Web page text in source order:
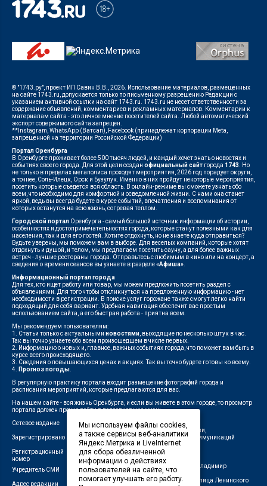
© "1743.ру", проект ИП Савин В.В., 2026. Использование материалов, размещенных
на сайте 1743.ru, допускается только по письменному разрешению Редакции с
указанием активной ссылки на сайт 1743.ru. 1743.ru не несет ответственности за
содержание объявлений, комментариев и рекламных материалов. Комментарии к
материалам сайта - это личное мнение посетителей сайта. Любой автоматический
экспорт содержимого сайта запрещен.
**Instagram, WhatsApp (Ватсап), Facebook (принадлежат корпорации Meta,
запрещенной на территории Российской Федерации)
Портал Оренбурга
В Оренбурге проживает более 500 тысяч людей, и каждый хочет знать о новостях и
событиях своего города. Для этой цели создан официальный сайт города 1743. Но
не только в пределах мегаполиса проходят мероприятия, 2026 год порадует округи,
а точнее, Соль-Илецк, Орск и Бузулук. Именно в них пройдут некоторые мероприятия,
посетить которые съедется вся область. В онлайн-режиме вы сможете узнать обо
всем, что необходимо для комфортной и осведомленной жизни. С нами она станет
яркой, ведь вы всегда будете в курсе событий, впечатления и воспоминания от
которых останутся на всю жизнь, согревая теплом.
Городской портал Оренбурга - самый большой источник информации об истории,
особенностях и достопримечательностях города, которые станут полезными как для
населения, так и для его гостей. Хотите отдохнуть, но не знаете куда отправиться?
Будьте уверены, мы поможем вам в выборе. Для веселых компаний, которые хотят
отдохнуть и душой, и телом, мы предлагаем посетить сауну, а для более важных
встреч - лучшие рестораны города. Отправьтесь с любимым в кино или на концерт, а
сведения о времени сеансов вы узнаете в разделе«Афиша».
Информационный портал города
Для тех, кто ищет работу или товар, мы можем предложить посетить раздел с
объявлениями. Для того чтобы откликнуться на предложенную информацию - нет
необходимости в регистрации. В поиске услуг горожане также смогут легко найти
подходящий для себя вариант. Удобная навигация обеспечит вас простым
использованием сайта, а его быстрая работа - приятна всем.
Мы рекомендуем пользователям:
1. Статьи только с актуальными новостями, выходящие по несколько штук в час.
Так вы точно узнаете обо всем произошедшем в числе первых.
2. Информацию о новых и, главное, важных событиях города, что поможет вам быть в
курсе всего происходящего.
3. Сведения о повышающихся ценах и акциях. Так вы точно будете готовы ко всему.
4. Прогноз погоды.
В регулярную практику портала входит размещение фотографий города и
расписания мероприятий, которые предлагаются для вас.
На нашем сайте - вся жизнь Оренбурга, и если вы живете в этом городе, то просмотр
портала должен прочно войти в повседневную жизнь.
Сетевое издание
"1743"
Зарегистрировано
Федеральной службой по надзору в сфере связи,
информационных технологий и массовых коммуникаций
(Роскомнадзор)
Регистрационный
номер
ЭЛ № ФС 77-75960 от 19.06.2019 г.
Учредитель СМИ
Индивидуальный предприниматель Савин Владимир
Валерьевич
Адрес редакции
462411, Оренбургская область, город Орск, улица Ленинского
Мы используем файлы cookies,
а также сервисы веб-аналитики
Яндекс.Метрика и LiveInternet
для сбора обезличенной
информации о действиях
пользователей на сайте, что
помогает улучшать его работу.